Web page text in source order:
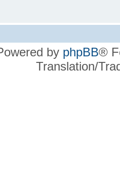
by phpBB®
Translation/